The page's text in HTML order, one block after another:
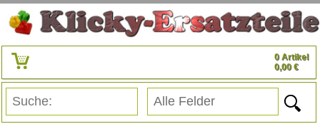
0 Artikel
0,00 €